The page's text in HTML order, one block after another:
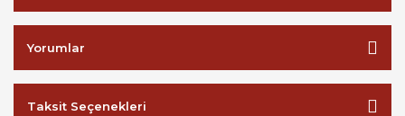
Yorumlar
Taksit Seçenekleri